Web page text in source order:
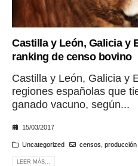
Castilla y León, Galicia y
ranking de censo bovino
Castilla y León, Galicia y
regiones españolas que
ganado vacuno, según...
15/03/2017
Uncategorized censos producción
LEER MÁS...